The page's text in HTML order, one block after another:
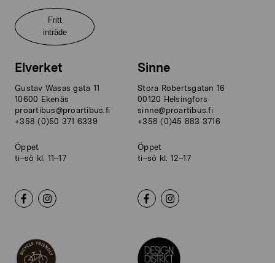
Fritt
inträde
Elverket
Gustav Wasas gata 11
10600 Ekenäs
proartibus@proartibus.fi
+358 (0)50 371 6339
Öppet
ti–sö kl. 11–17
Sinne
Stora Robertsgatan 16
00120 Helsingfors
sinne@proartibus.fi
+358 (0)45 883 3716
Öppet
ti–sö kl. 12–17